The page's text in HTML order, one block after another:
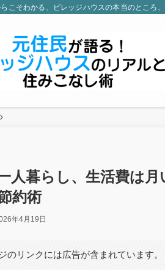
こそわかる、ビレッジハウスの本当のところ、
人暮らし、生活費は
約術
年4月19日
のリンクには広告が含まれています。